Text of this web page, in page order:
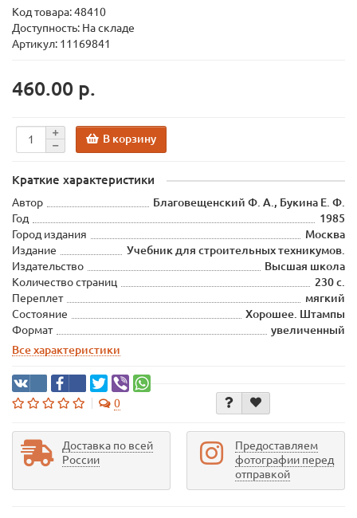
Код товара:48410
Доступность: На складе
Артикул: 11169841
460.00 р.
В корзину
Краткие характеристики
Автор
Благовещенский Ф. А., Букина Е. Ф.
Год
1985
Город издания
Москва
Издание
Учебник для строительных техникумов.
Издательство
Высшая школа
Количество страниц
230 с.
Переплет
мягкий
Состояние
Хорошее. Штампы
Формат
увеличенный
Все характеристики
0
Доставка по всей
России
Предоставляем
фотографии перед
отправкой